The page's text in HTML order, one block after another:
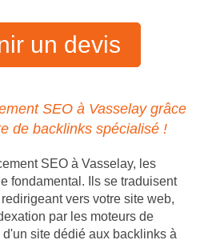
un devis
SEO à Vasselay grâce
de backlinks spécialisé !
SEO à Vasselay, les
fondamental. Ils se traduisent
vers votre site web,
par les moteurs de
site dédié aux backlinks à